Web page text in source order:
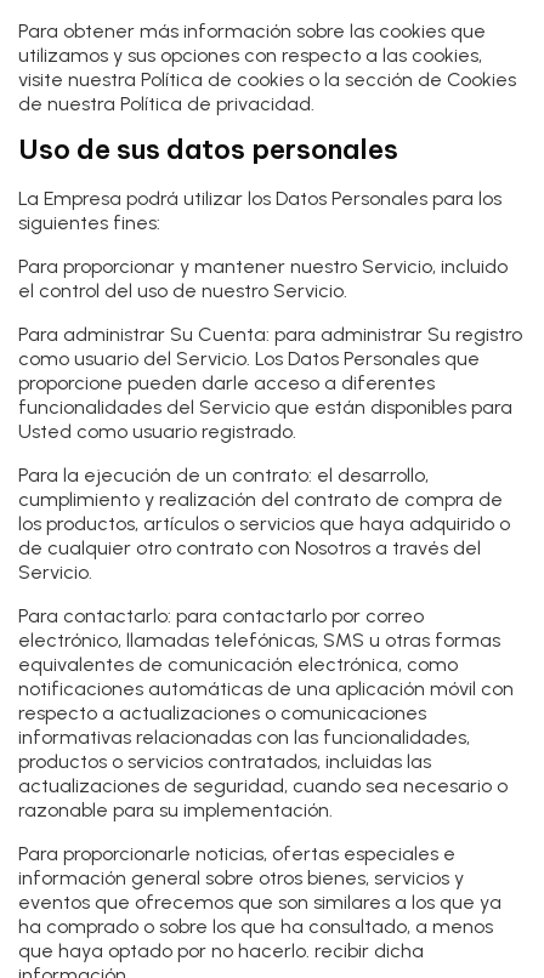
Para obtener más información sobre las cookies que
utilizamos y sus opciones con respecto a las cookies,
visite nuestra Política de cookies o la sección de Cookies
de nuestra Política de privacidad.
Uso de sus datos personales
La Empresa podrá utilizar los Datos Personales para los
siguientes fines:
Para proporcionar y mantener nuestro Servicio, incluido
el control del uso de nuestro Servicio.
Para administrar Su Cuenta: para administrar Su registro
como usuario del Servicio. Los Datos Personales que
proporcione pueden darle acceso a diferentes
funcionalidades del Servicio que están disponibles para
Usted como usuario registrado.
Para la ejecución de un contrato: el desarrollo,
cumplimiento y realización del contrato de compra de
los productos, artículos o servicios que haya adquirido o
de cualquier otro contrato con Nosotros a través del
Servicio.
Para contactarlo: para contactarlo por correo
electrónico, llamadas telefónicas, SMS u otras formas
equivalentes de comunicación electrónica, como
notificaciones automáticas de una aplicación móvil con
respecto a actualizaciones o comunicaciones
informativas relacionadas con las funcionalidades,
productos o servicios contratados, incluidas las
actualizaciones de seguridad, cuando sea necesario o
razonable para su implementación.
Para proporcionarle noticias, ofertas especiales e
información general sobre otros bienes, servicios y
eventos que ofrecemos que son similares a los que ya
ha comprado o sobre los que ha consultado, a menos
que haya optado por no hacerlo. recibir dicha